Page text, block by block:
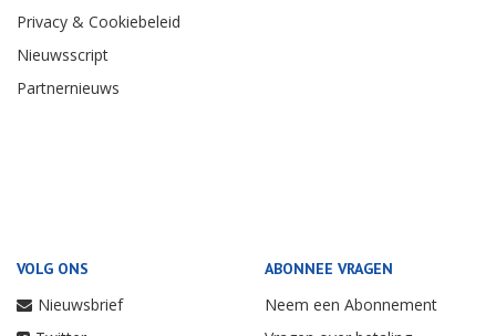
Privacy & Cookiebeleid
Nieuwsscript
Partnernieuws
VOLG ONS
Nieuwsbrief
ABONNEE VRAGEN
Neem een Abonnement